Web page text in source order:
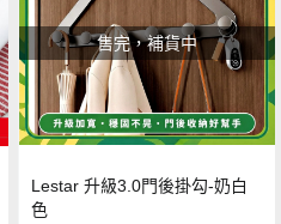
售完，補貨中
Lestar 升級3.0門後掛勾-奶白
色